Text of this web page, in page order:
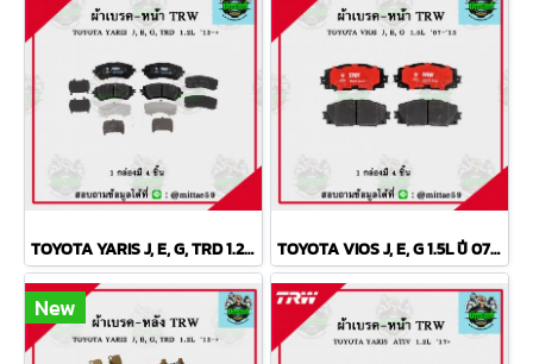
TOYOTA YARIS J, E, G, TRD 1.2L ปี 2013 TRW ผ้าเบรค (หน้า) TOYOTA VIOS J, E, G 1.5L ปี 07-13 TRW ผ้าเบรค (หน้า)
New